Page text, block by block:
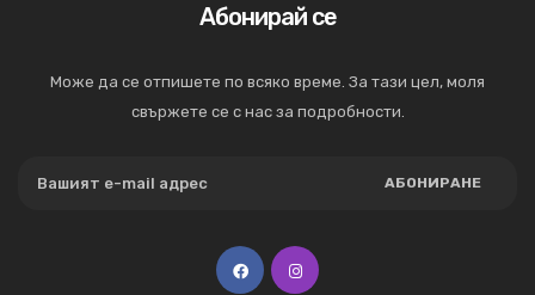
Абонирай се
Може да се отпишете по всяко време. За тази цел, моля
свържете се с нас за подробности.
АБОНИРАНЕ